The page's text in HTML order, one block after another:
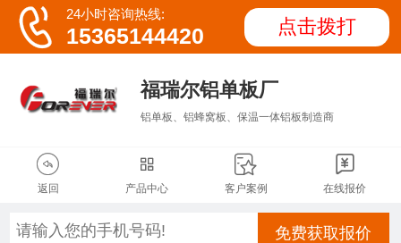
 24小时咨询热线:
15365144420 点击拨打
福瑞尔铝单板厂
铝单板、铝蜂窝板、保温一体铝板制造商

返回

产品中心

客户案例

在线报价
免费获取报价